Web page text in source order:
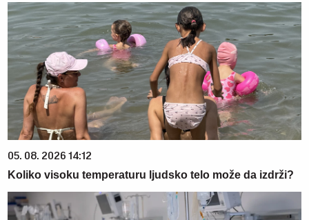
05. 08. 2026 14:12
Koliko visoku temperaturu ljudsko telo može da izdrži?